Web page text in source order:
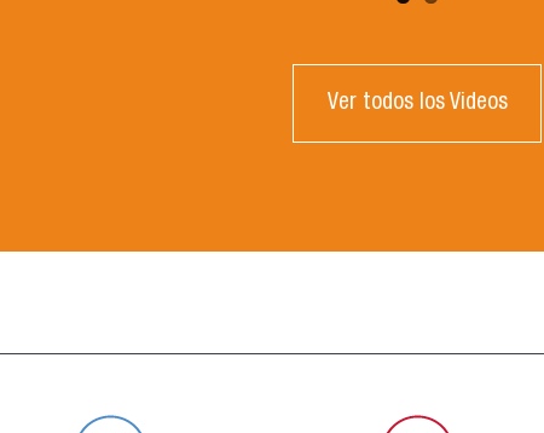
Ver todos los Videos